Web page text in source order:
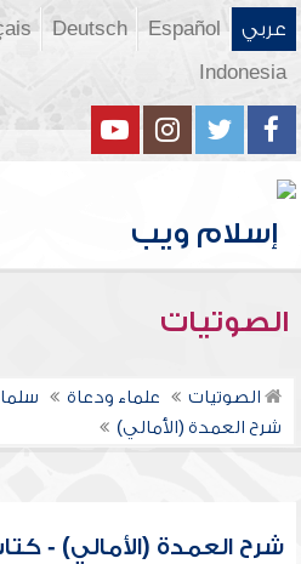
عربي Español
Deutsch
Indonesia
الصوتيات
الصوتيات علماء ودعاة
شرح العمدة (الأمالي)
شرح العمدة (الأمالي) -